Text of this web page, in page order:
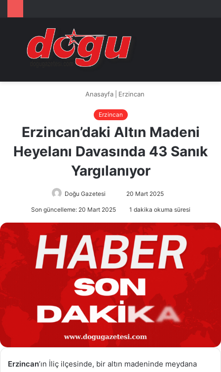
Arama
...
Anasayfa Erzincan
Erzincan
Erzincan’daki Altın Madeni
Heyelanı Davasında 43 Sanık
Yargılanıyor
Doğu Gazetesi
e-
göndermek
20 Mart 2025
Son güncelleme: 20 Mart 2025 1 dakika okuma süresi
Erzincan’ın İliç ilçesinde, bir altın madeninde meydana